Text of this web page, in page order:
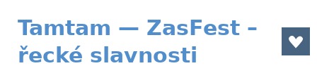
Tamtam — ZasFest –
řecké slavnosti